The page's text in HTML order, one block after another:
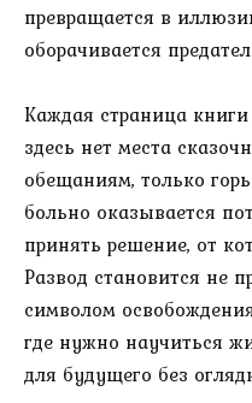
превращается в
оборачивается
Каждая страница
здесь нет места
обещаниям, только
больно оказывается
принять решение, от
Развод становится не
символом
где нужно научиться
для будущего без